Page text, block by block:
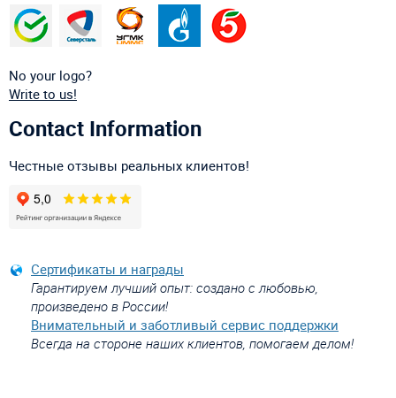
No your logo?
Write to us!
Contact Information
Честные отзывы реальных клиентов!
Сертификаты и награды
Гарантируем лучший опыт: создано с любовью,
произведено в России!
Внимательный и заботливый сервис поддержки
Всегда на стороне наших клиентов, помогаем делом!